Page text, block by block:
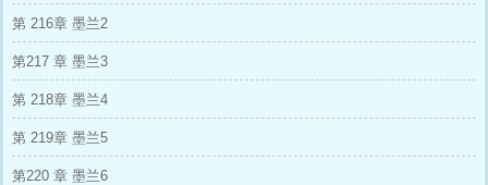
第 216章 墨兰2
第217 章 墨兰3
第 218章 墨兰4
第 219章 墨兰5
第220 章 墨兰6